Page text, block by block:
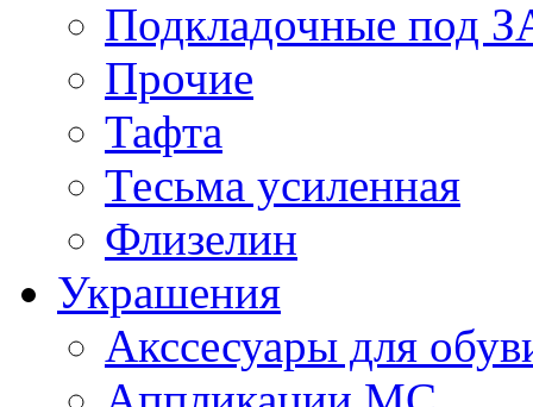
Подкладочные под
Прочие
Тафта
Тесьма усиленная
Флизелин
Украшения
Акссесуары для